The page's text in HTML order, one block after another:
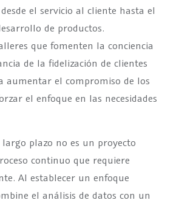
el servicio al cliente hasta el
de productos.
que fomenten la conciencia
de la fidelización de clientes
aumentar el compromiso de los
el enfoque en las necesidades
plazo no es un proyecto
continuo que requiere
Al establecer un enfoque
el análisis de datos con un